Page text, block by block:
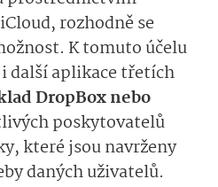
rozhodně se
K tomuto účelu
další aplikace třetích
DropBox nebo
poskytovatelů
které jsou navrženy
daných uživatelů.